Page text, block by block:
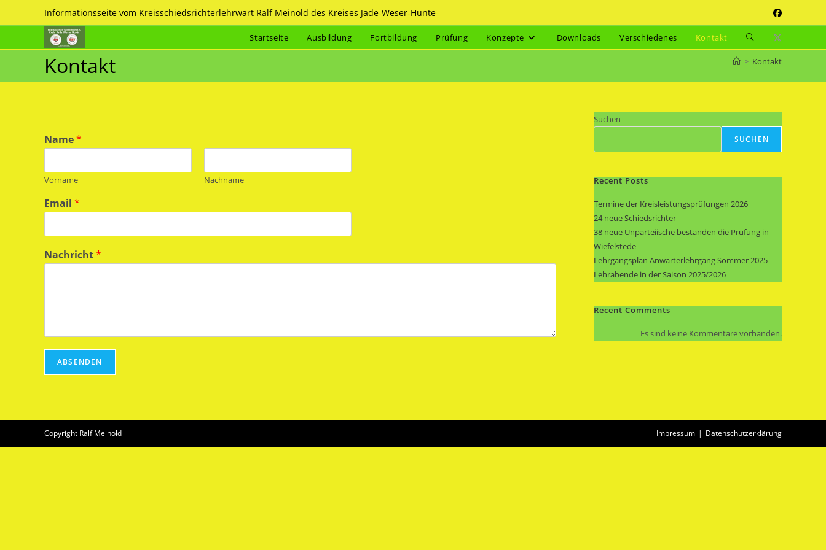
Inhalt
Informationsseite vom Kreisschiedsrichterlehrwart Ralf Meinold des Kreises Jade-Weser-Hunte
Startseite Ausbildung Fortbildung Prüfung Konzepte Downloads Verschiedenes Kontakt
Website-
Suche
umschalten
Kontakt > Kontakt
Name*
Vorname Nachname
Email *
Nachricht*
ABSENDEN
Suchen
SUCHEN
Recent Posts
Termine der Kreisleistungsprüfungen 2026
24 neue Schiedsrichter
38 neue Unparteiische bestanden die Prüfung in
Wiefelstede
Lehrgangsplan Anwärterlehrgang Sommer 2025
Lehrabende in der Saison 2025/2026
Recent Comments
Es sind keine Kommentare vorhanden.
Impressum Datenschutzerklärung
Copyright Ralf Meinold